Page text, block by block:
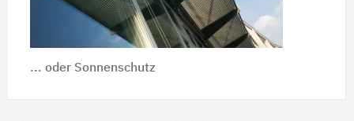
... oder Sonnenschutz